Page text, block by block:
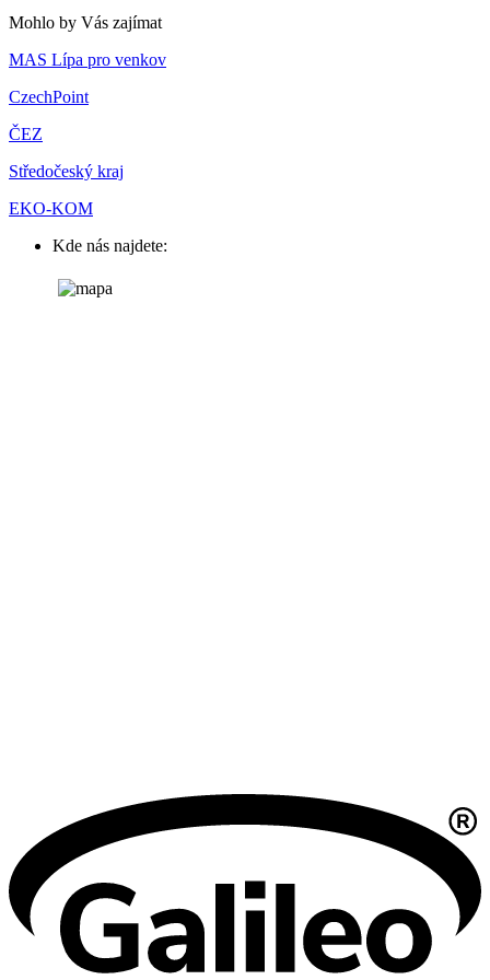
Mohlo by Vás zajímat
MAS Lípa pro venkov
CzechPoint
ČEZ
Středočeský kraj
EKO-KOM
Kde nás najdete: